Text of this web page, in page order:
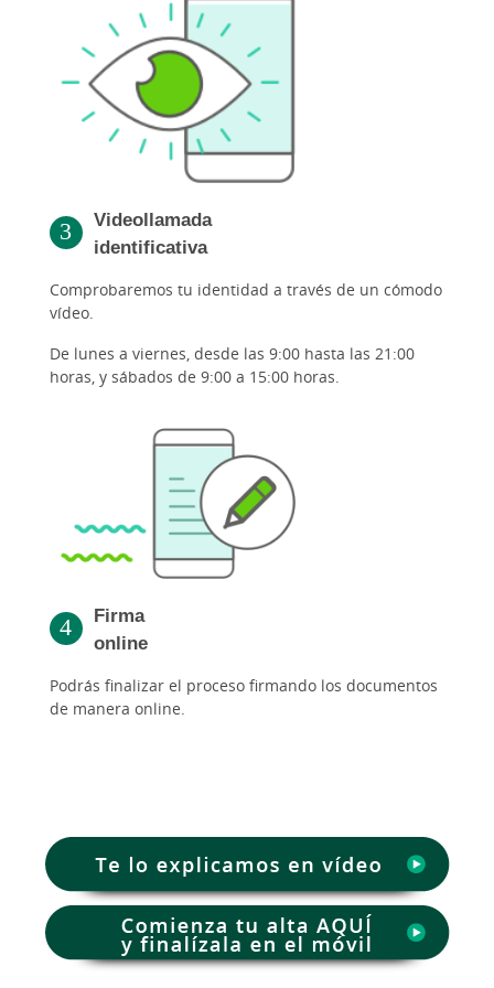
Videollamada
identificativa
Comprobaremos tu identidad a través de un cómodo
vídeo.
De lunes a viernes, desde las 9:00 hasta las 21:00
horas, y sábados de 9:00 a 15:00 horas.
Firma
online
Podrás finalizar el proceso firmando los documentos
de manera online.